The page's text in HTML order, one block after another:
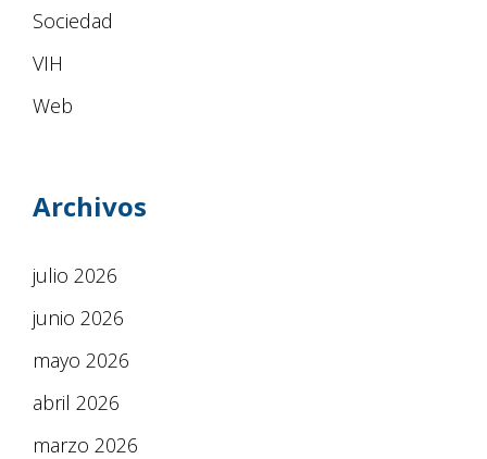
Sociedad
VIH
Web
Archivos
julio 2026
junio 2026
mayo 2026
abril 2026
marzo 2026